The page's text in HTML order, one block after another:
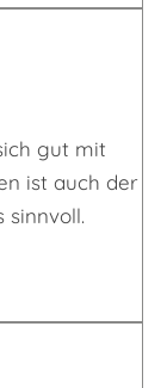
gut mit
ist auch der
sinnvoll.